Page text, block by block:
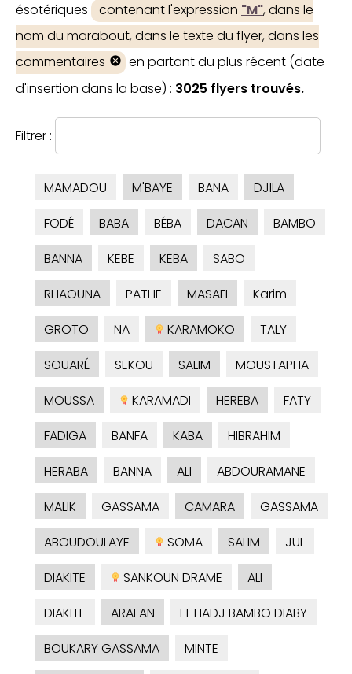
ésotériques
contenant l'expression "M", dans le
nom du marabout, dans le texte du flyer, dans les
commentaires
en partant du plus récent (date
d'insertion dans la base) : 3025 flyers trouvés.
Filtrer :
MAMADOU M'BAYE BANA
DJILA
FODÉ
BABA BÉBA DACAN
BAMBO
BANNA
KEBE KEBA
SABO
RHAOUNA
PATHE MASAFI
Karim
GROTO
NA KARAMOKO
TALY
SOUARÉ
SEKOU SALIM
MOUSTAPHA
MOUSSA
KARAMADI HEREBA
FATY
FADIGA
BANFA KABA
HIBRAHIM
HERABA
BANNA ALI
ABDOURAMANE
MALIK
GASSAMA CAMARA
GASSAMA
ABOUDOULAYE
SOMA SALIM
JUL
DIAKITE
SANKOUN DRAME
ALI
DIAKITE
ARAFAN
EL HADJ BAMBO DIABY
BOUKARY GASSAMA
MINTE